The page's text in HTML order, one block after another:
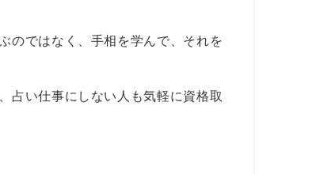
のではなく、手相を学んで、それを
占い仕事にしない人も気軽に資格取